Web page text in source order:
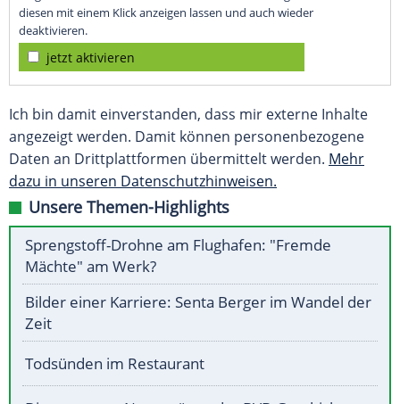
diesen mit einem Klick anzeigen lassen und auch wieder
deaktivieren.
jetzt aktivieren
Ich bin damit einverstanden, dass mir externe Inhalte
angezeigt werden. Damit können personenbezogene
Daten an Drittplattformen übermittelt werden. Mehr
dazu in unseren Datenschutzhinweisen.
Unsere Themen-Highlights
Sprengstoff-Drohne am Flughafen: "Fremde
Mächte" am Werk?
Bilder einer Karriere: Senta Berger im Wandel der
Zeit
Todsünden im Restaurant